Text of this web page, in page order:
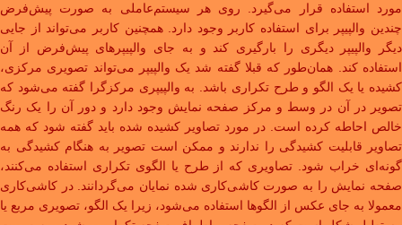
مورد استفاده قرار می‌گیرد. روی هر سیستم‌عاملی به صورت پیش‌فرض
چندین والپیپر برای استفاده کاربر وجود دارد. همچنین کاربر می‌تواند از جایی
دیگر والپیپر دیگری را بارگیری کند و به جای والپیپرهای پیش‌فرض از آن
استفاده کند. همان‌طور که قبلا گفته شد یک والپیپر می‌تواند تصویری مرکزی،
کشیده یا یک الگو و طرح تکراری باشد. به والپیپری مرکزگرا گفته می‌شود که
تصویر در آن در وسط و مرکز صفحه نمایش وجود دارد و دور آن را یک رنگ
خالص احاطه کرده است. در مورد تصاویر کشیده شده باید گفته شود که همه
تصاویر قابلیت کشیدگی را ندارند و ممکن است تصویر به هنگام کشیدگی به
گونه‌ای خراب شود. تصاویری که از طرح یا الگوی تکراری استفاده می‌کنند،
صفحه نمایش را به صورت کاشی‌کاری شده نمایان می‌گردانند. در کاشی‌کاری
معمولا به جای عکس از الگوها استفاده می‌شود، زیرا یک الگو، تصویری مربع یا